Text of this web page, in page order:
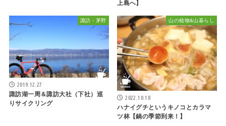
上島へ】
諏訪・茅野
2019.12.27
諏訪湖一周＆諏訪大社（下社）巡
りサイクリング
山の植物&山暮らし
2022.10.18
ハナイグチというキノコとカラマ
ツ林【鍋の季節到来！】